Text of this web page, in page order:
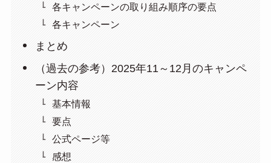
各キャンペーンの取り組み順序の要点
各キャンペーン
まとめ
（過去の参考）2025年11～12月のキャンペ
ーン内容
基本情報
要点
公式ページ等
感想